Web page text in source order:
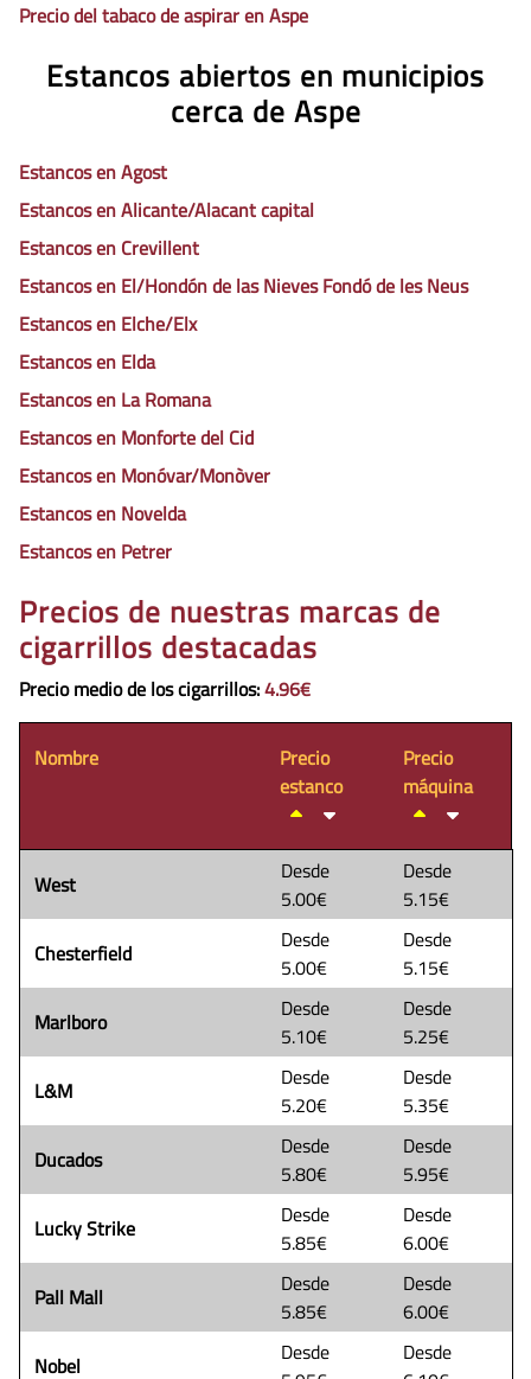
Precio del tabaco de aspirar en Aspe
Estancos abiertos en municipios
cerca de Aspe
Estancos en Agost
Estancos en Alicante/Alacant capital
Estancos en Crevillent
Estancos en El/Hondón de las Nieves Fondó de les Neus
Estancos en Elche/Elx
Estancos en Elda
Estancos en La Romana
Estancos en Monforte del Cid
Estancos en Monóvar/Monòver
Estancos en Novelda
Estancos en Petrer
Precios de nuestras marcas de
cigarrillos destacadas
Precio medio de los cigarrillos:4.96€
Nombre
Precio
estanco
Precio
máquina
West
Desde
5.00€
Desde
5.15€
Chesterfield
Desde
5.00€
Desde
5.15€
Marlboro
Desde
5.10€
Desde
5.25€
L&M
Desde
5.20€
Desde
5.35€
Ducados
Desde
5.80€
Desde
5.95€
Lucky Strike
Desde
5.85€
Desde
6.00€
Pall Mall
Desde
5.85€
Desde
6.00€
Nobel
Desde
Desde